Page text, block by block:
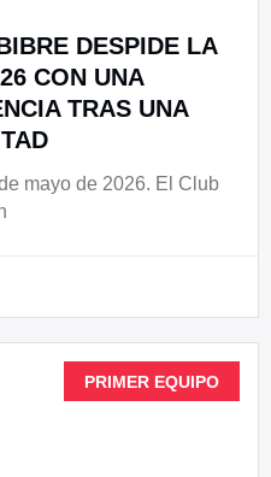
DESPIDE LA
CON UNA
TRAS UNA
mayo de 2026. El Club
PRIMER EQUIPO